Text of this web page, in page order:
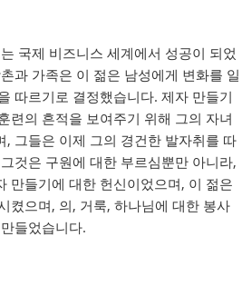
국제 비즈니스 세계에서 성공이 되었
과 가족은 이 젊은 남성에게 변화를 일
따르기로 결정했습니다. 제자 만들기
련의 흔적을 보여주기 위해 그의 자녀
, 그들은 이제 그의 경건한 발자취를 따
것은 구원에 대한 부르심뿐만 아니라,
만들기에 대한 헌신이었으며, 이 젊은
켰으며, 의, 거룩, 하나님에 대한 봉사
들었습니다.